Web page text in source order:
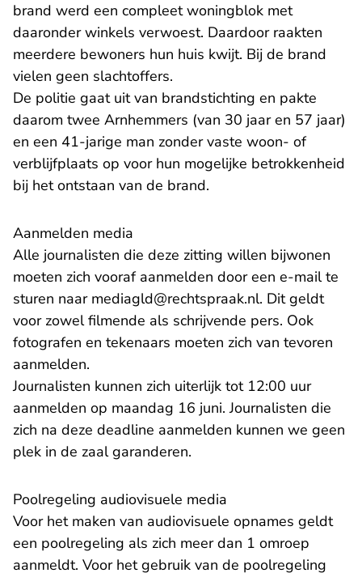
brand werd een compleet woningblok met
daaronder winkels verwoest. Daardoor raakten
meerdere bewoners hun huis kwijt. Bij de brand
vielen geen slachtoffers.
De politie gaat uit van brandstichting en pakte
daarom twee Arnhemmers (van 30 jaar en 57 jaar)
en een 41-jarige man zonder vaste woon- of
verblijfplaats op voor hun mogelijke betrokkenheid
bij het ontstaan van de brand.
Aanmelden media
Alle journalisten die deze zitting willen bijwonen
moeten zich vooraf aanmelden door een e-mail te
sturen naar mediagld@rechtspraak.nl- U verlaat
. Dit geldt
voor zowel filmende als schrijvende pers. Ook
fotografen en tekenaars moeten zich van tevoren
aanmelden.
Journalisten kunnen zich uiterlijk tot 12:00 uur
aanmelden op maandag 16 juni. Journalisten die
zich na deze deadline aanmelden kunnen we geen
plek in de zaal garanderen.
Poolregeling audiovisuele media
Voor het maken van audiovisuele opnames geldt
een poolregeling als zich meer dan 1 omroep
aanmeldt. Voor het gebruik van de poolregeling